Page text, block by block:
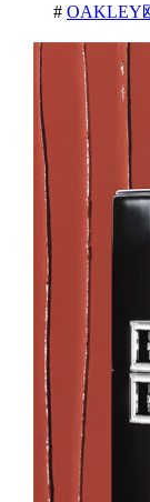
# OAKLEY